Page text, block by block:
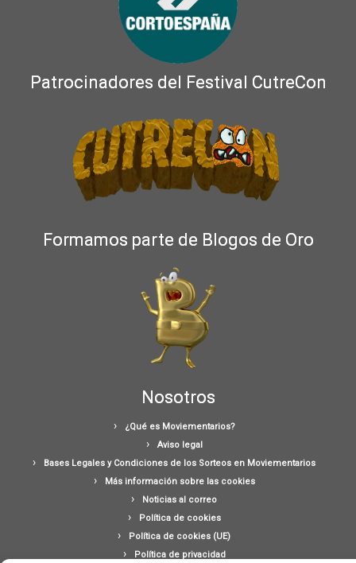
Patrocinadores del Festival CutreCon
Formamos parte de Blogos de Oro
Nosotros
¿Qué es Moviementarios?
Aviso legal
Bases Legales y Condiciones de los Sorteos en Moviementarios
Más información sobre las cookies
Noticias al correo
Política de cookies
Política de cookies (UE)
Política de privacidad